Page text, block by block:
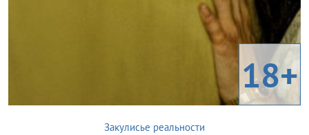
18+
Закулисье реальности